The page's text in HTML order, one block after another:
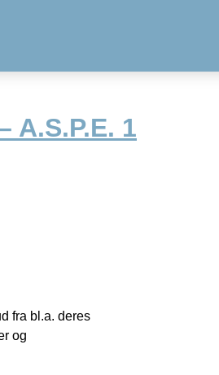
A.S.P.E. 1
fra bl.a. deres
og